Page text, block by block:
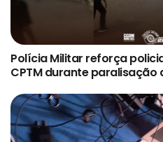
Polícia Militar reforça
CPTM durante paralisação